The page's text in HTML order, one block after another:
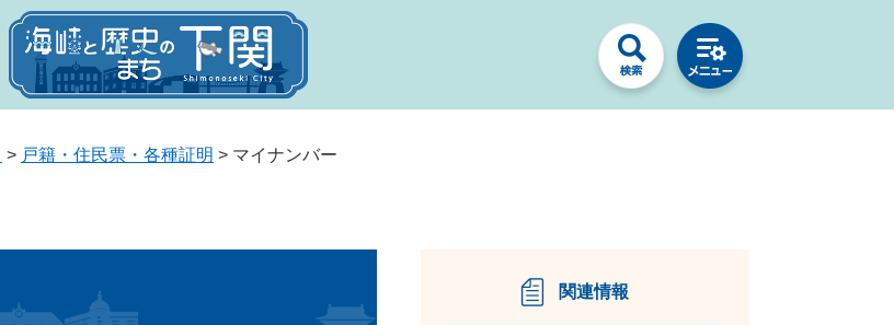
> 戸籍・住民票・各種証明 > マイナンバー
関連情報